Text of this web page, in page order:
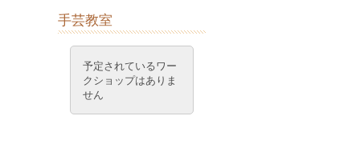
手芸教室
予定されているワー
クショップはありま
せん